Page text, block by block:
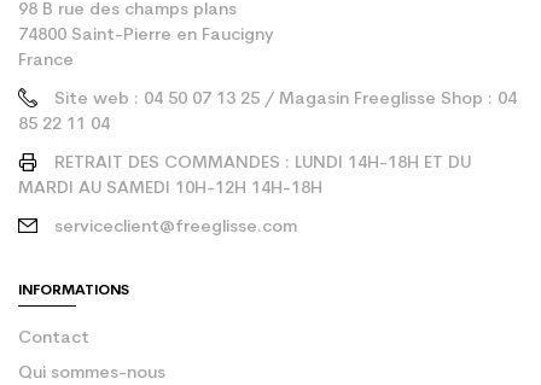
98 B rue des champs plans
74800 Saint-Pierre en Faucigny
France
Site web : 04 50 07 13 25 / Magasin Freeglisse Shop : 04
85 22 11 04
RETRAIT DES COMMANDES : LUNDI 14H-18H ET DU
MARDI AU SAMEDI 10H-12H 14H-18H
serviceclient@freeglisse.com
INFORMATIONS
Contact
Qui sommes-nous